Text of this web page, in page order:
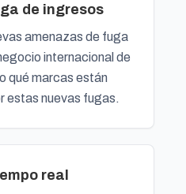
de ingresos
amenazas de fuga
internacional de
qué marcas están
estas nuevas fugas.
real